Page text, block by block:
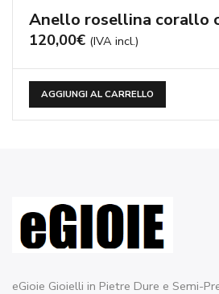
120,00€ (IVA incl.)
AGGIUNGI AL CARRELLO
eGioie Gioielli in Pietre Dure e Semi-